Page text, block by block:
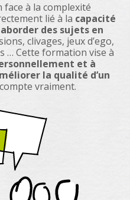
face à la complexité
lié à la capacité
des sujets en
clivages, jeux d’ego,
… Cette formation vise à
et à
la qualité d’un
vraiment.